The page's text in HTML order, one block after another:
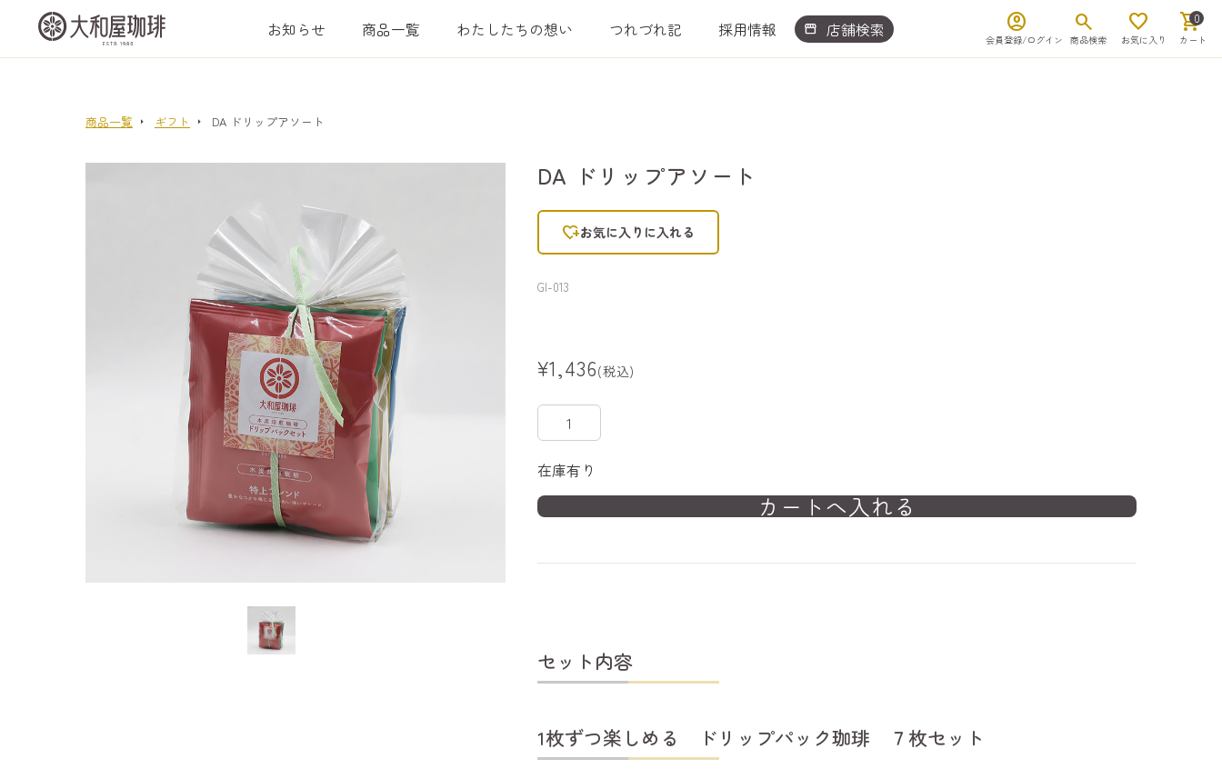
お知らせ 商品一覧 わたしたちの想い つれづれ記 採用情報 storefront 店舗検索 account_circle
会員登録/ログイン
search
商品検索
favorite
お気に入り
shopping_cart
0
カート
商品一覧 ギフト DA ドリップアソート
DA ドリップアソート
heart_plusお気に入りに入れる
GI-013
¥1,436(税込)
在庫有り
セット内容
1枚ずつ楽しめる ドリップパック珈琲 ７枚セット